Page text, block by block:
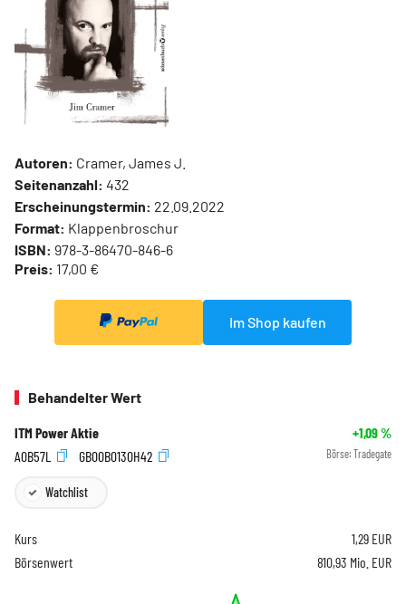
Autoren: Cramer, James J.
Seitenanzahl: 432
Erscheinungstermin: 22.09.2022
Format: Klappenbroschur
ISBN: 978-3-86470-846-6
Preis: 17,00 €
Im Shop kaufen
Behandelter Wert
ITM Power Aktie +1,09%
A0B57L
GB00B0130H42 Börse: Tradegate
Watchlist
Kurs 1,29 EUR
Börsenwert
810,93 Mio. EUR